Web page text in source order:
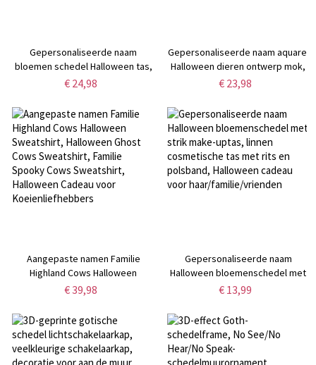
Gepersonaliseerde naam
bloemen schedel Halloween tas,
grote capaciteit Trick or Treat
Halloween cadeau voor
moeder/zus/haar
€ 24,98
Gepersonaliseerde naam aquarel
Halloween dieren ontwerp mok,
6oz keramische kinderbeker,
Halloween cadeau voor
kinderen/jongens/meisjes
€ 23,98
Aangepaste namen Familie
Highland Cows Halloween
Sweatshirt, Halloween Ghost
Cows Sweatshirt, Halloween
Cadeau voor Koeienliefhebbers
€ 39,98
Gepersonaliseerde naam
Halloween bloemenschedel met
strik make-uptas, linnen
polsband, Halloween cadeau
voor haar/familie/vrienden
€ 13,99